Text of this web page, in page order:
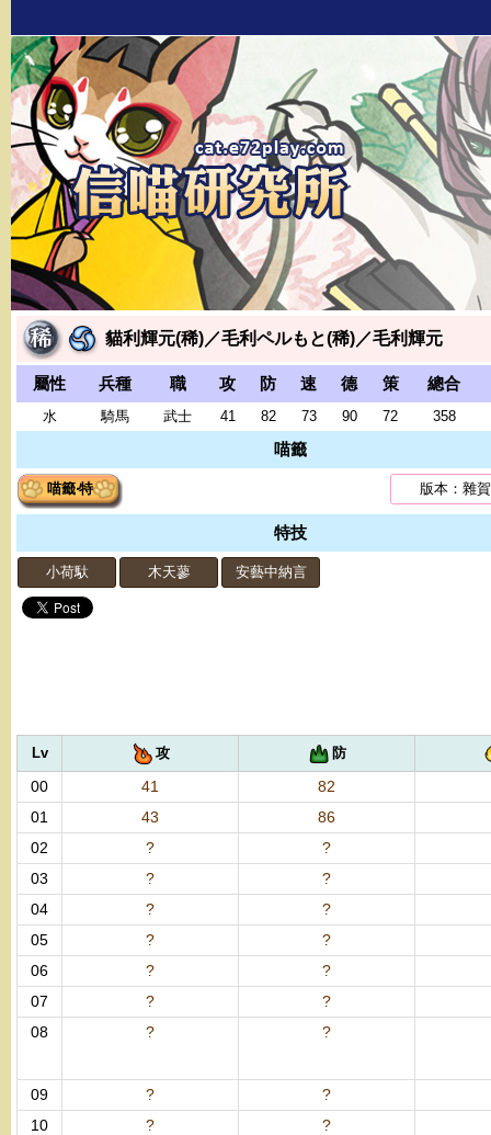
貓利輝元(稀)／毛利ペルもと(稀)／毛利輝元
屬性 兵種 職 攻 防 速 德 策 總合
水 騎馬 武士 41 82 73 90 72 358
喵籤
版本：雜
喵籤‧特
特技
小荷馱 木天蓼 安藝中納言
Lv 攻 防
00 41
82
01
43
86
02
?
?
03
?
?
04
?
?
05
?
?
06
?
?
07
?
?
08
? ?
09 ?
?
10
?
?